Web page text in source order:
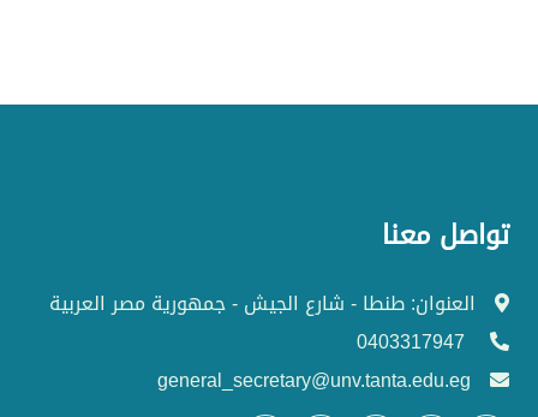
تواصل معنا
العنوان: طنطا - شارع الجيش - جمهورية مصر العربية
general_secretary@unv.tanta.edu.eg